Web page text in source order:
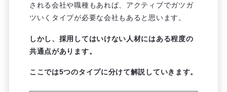
される会社や職種もあれば、アクティブでガツガ
ツいくタイプが必要な会社もあると思います。
しかし、採用してはいけない人材にはある程度の
共通点があります。
ここでは5つのタイプに分けて解説していきます。